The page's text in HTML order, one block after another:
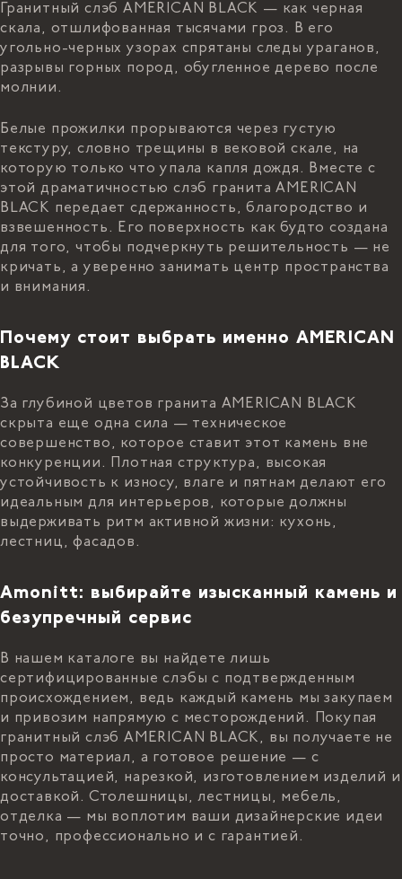
Гранитный слэб AMERICAN BLACK — как черная
скала, отшлифованная тысячами гроз. В его
угольно-черных узорах спрятаны следы ураганов,
разрывы горных пород, обугленное дерево после
молнии.
Белые прожилки прорываются через густую
текстуру, словно трещины в вековой скале, на
которую только что упала капля дождя. Вместе с
этой драматичностью слэб гранита AMERICAN
BLACK передает сдержанность, благородство и
взвешенность. Его поверхность как будто создана
для того, чтобы подчеркнуть решительность — не
кричать, а уверенно занимать центр пространства
и внимания.
Почему стоит выбрать именно AMERICAN
BLACK
За глубиной цветов гранита AMERICAN BLACK
скрыта еще одна сила — техническое
совершенство, которое ставит этот камень вне
конкуренции. Плотная структура, высокая
устойчивость к износу, влаге и пятнам делают его
идеальным для интерьеров, которые должны
выдерживать ритм активной жизни: кухонь,
лестниц, фасадов.
Amonitt: выбирайте изысканный камень и
безупречный сервис
В нашем каталоге вы найдете лишь
сертифицированные слэбы с подтвержденным
происхождением, ведь каждый камень мы закупаем
и привозим напрямую с месторождений. Покупая
гранитный слэб AMERICAN BLACK, вы получаете не
просто материал, а готовое решение — с
консультацией, нарезкой, изготовлением изделий и
доставкой. Столешницы, лестницы, мебель,
отделка — мы воплотим ваши дизайнерские идеи
точно, профессионально и с гарантией.